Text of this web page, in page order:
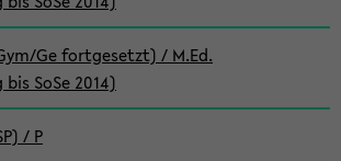
Ge fortgesetzt) / M.Ed.
SoSe 2014)
/ P